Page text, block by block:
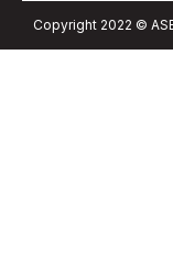
Copyright 2022 ©